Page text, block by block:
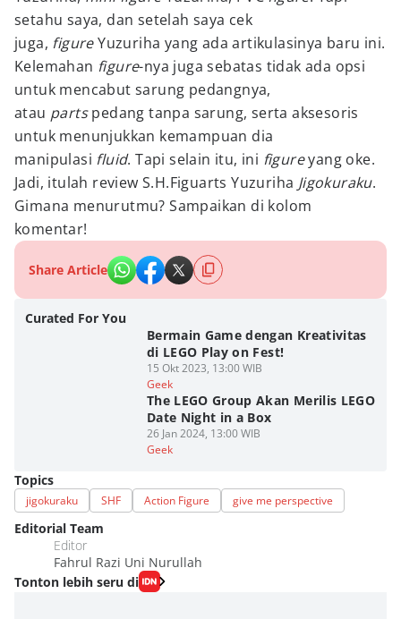
setahu saya, dan setelah saya cek
juga, figureYuzuriha yang ada artikulasinya baru ini.
Kelemahan figure-nya juga sebatas tidak ada opsi
untuk mencabut sarung pedangnya,
atau partspedang tanpa sarung, serta aksesoris
untuk menunjukkan kemampuan dia
manipulasi fluid. Tapi selain itu, ini figureyang oke.
Jadi, itulah review S.H.Figuarts Yuzuriha Jigokuraku.
Gimana menurutmu? Sampaikan di kolom
komentar!
Share Article
Curated For You
Bermain Game dengan Kreativitas
di LEGO Play on Fest!
15 Okt 2023, 13:00 WIB
Geek
The LEGO Group Akan Merilis LEGO
Date Night in a Box
26 Jan 2024, 13:00 WIB
Geek
Topics
jigokuraku SHF Action Figure give me perspective
Editorial Team
Editor
Fahrul Razi Uni Nurullah
Tonton lebih seru di